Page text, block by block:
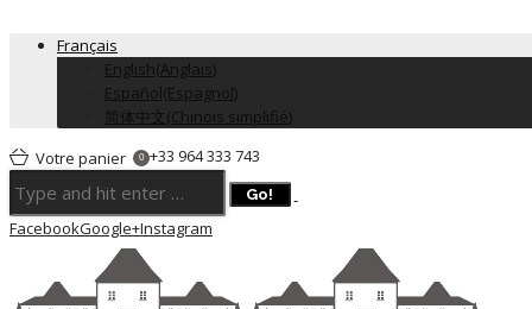
Français
English(Anglais)
Español(Espagnol)
简体中文(Chinois simplifié)
Votre panier
0 +33 964 333 743
FacebookGoogle+Instagram